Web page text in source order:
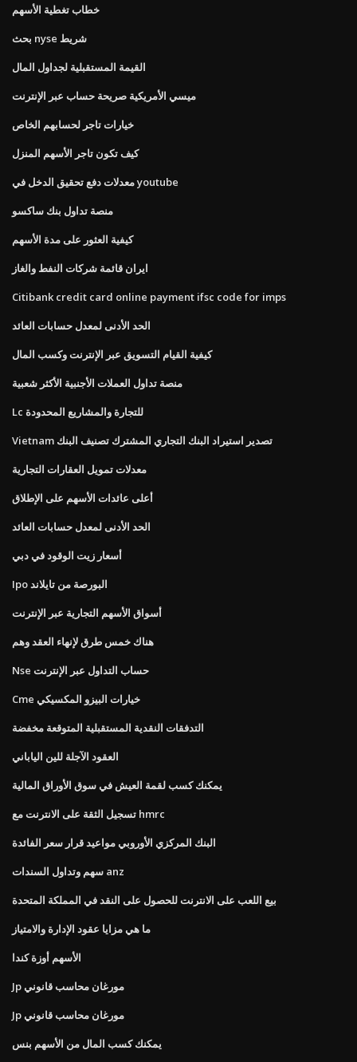
خطاب تغطية الأسهم
بحث nyse شريط
القيمة المستقبلية لجداول المال
ميسي الأمريكية صريحة حساب عبر الإنترنت
خيارات تاجر لحسابهم الخاص
كيف تكون تاجر الأسهم المنزل
معدلات دفع تحقيق الدخل في youtube
منصة تداول بنك ساكسو
كيفية العثور على مدة الأسهم
ايران قائمة شركات النفط والغاز
Citibank credit card online payment ifsc code for imps
الحد الأدنى لمعدل حسابات العائد
كيفية القيام التسويق عبر الإنترنت وكسب المال
منصة تداول العملات الأجنبية الأكثر شعبية
Lc للتجارة والمشاريع المحدودة
Vietnam تصدير استيراد البنك التجاري المشترك تصنيف البنك
معدلات تمويل العقارات التجارية
أعلى عائدات الأسهم على الإطلاق
الحد الأدنى لمعدل حسابات العائد
أسعار زيت الوقود في دبي
Ipo البورصة من تايلاند
أسواق الأسهم التجارية عبر الإنترنت
هناك خمس طرق لإنهاء العقد وهم
Nse حساب التداول عبر الإنترنت
Cme خيارات البيزو المكسيكي
التدفقات النقدية المستقبلية المتوقعة مخفضة
العقود الآجلة للين الياباني
يمكنك كسب لقمة العيش في سوق الأوراق المالية
تسجيل الثقة على الانترنت مع hmrc
البنك المركزي الأوروبي مواعيد قرار سعر الفائدة
سهم وتداول السندات anz
بيع اللعب على الانترنت للحصول على النقد في المملكة المتحدة
ما هي مزايا عقود الإدارة والامتياز
الأسهم أوزة كندا
Jp مورغان محاسب قانوني
Jp مورغان محاسب قانوني
يمكنك كسب المال من الأسهم بنس